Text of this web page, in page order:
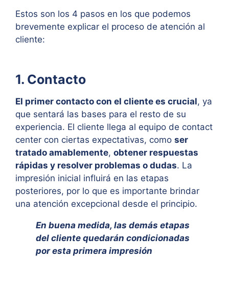
Estos son los 4 pasos en los que podemos
brevemente explicar el proceso de atención al
cliente:
1. Contacto
El primer contacto con el cliente es crucial, ya
que sentará las bases para el resto de su
experiencia. El cliente llega al equipo de contact
center con ciertas expectativas, como ser
tratado amablemente, obtener respuestas
rápidas y resolver problemas o dudas. La
impresión inicial influirá en las etapas
posteriores, por lo que es importante brindar
una atención excepcional desde el principio.
En buena medida, las demás etapas
del cliente quedarán condicionadas
por esta primera impresión